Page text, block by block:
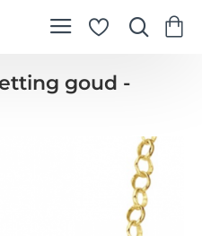
goud -